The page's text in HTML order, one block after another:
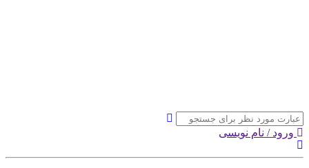
ورود / نام نویسی